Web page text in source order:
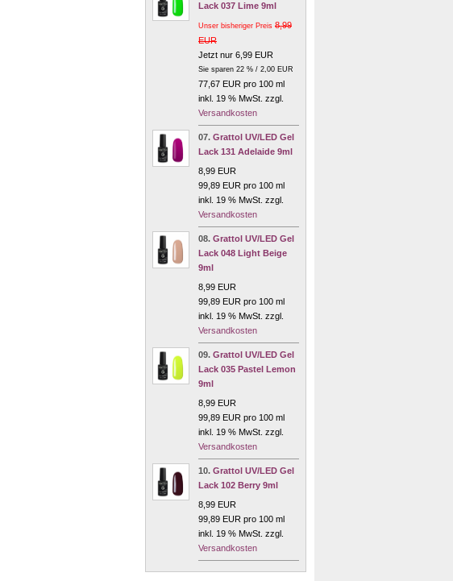
Lack 037 Lime 9ml
Unser bisheriger Preis 8,99
EUR
Jetzt nur 6,99 EUR
Sie sparen 22 % / 2,00 EUR
77,67 EUR pro 100 ml
inkl. 19 % MwSt. zzgl.
Versandkosten
07. Grattol UV/LED Gel
Lack 131 Adelaide 9ml
8,99 EUR
99,89 EUR pro 100 ml
inkl. 19 % MwSt. zzgl.
Versandkosten
08. Grattol UV/LED Gel
Lack 048 Light Beige
9ml
8,99 EUR
99,89 EUR pro 100 ml
inkl. 19 % MwSt. zzgl.
Versandkosten
09. Grattol UV/LED Gel
Lack 035 Pastel Lemon
9ml
8,99 EUR
99,89 EUR pro 100 ml
inkl. 19 % MwSt. zzgl.
Versandkosten
10. Grattol UV/LED Gel
Lack 102 Berry 9ml
8,99 EUR
99,89 EUR pro 100 ml
inkl. 19 % MwSt. zzgl.
Versandkosten